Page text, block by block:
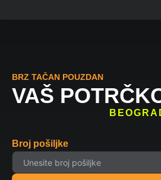
BRZ TAČAN POUZDAN
VAŠ
Broj pošiljke